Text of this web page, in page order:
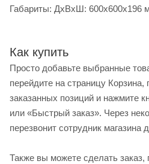
Габариты: ДхВхШ: 600x600x196
Как купить
Просто добавьте выбранные
перейдите на страницу Корзина,
заказанных позиций и нажмите
или «Быстрый заказ». Через
перезвонит сотрудник магазина
Также вы можете сделать заказ,